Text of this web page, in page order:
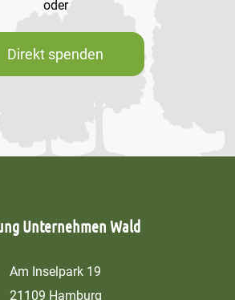
oder
Direkt spenden
Unternehmen Wald
Am Inselpark 19
21109 Hamburg